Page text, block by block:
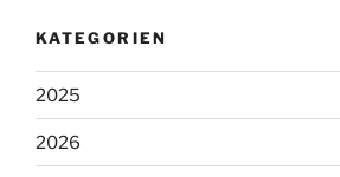
KATEGORIEN
2025
2026